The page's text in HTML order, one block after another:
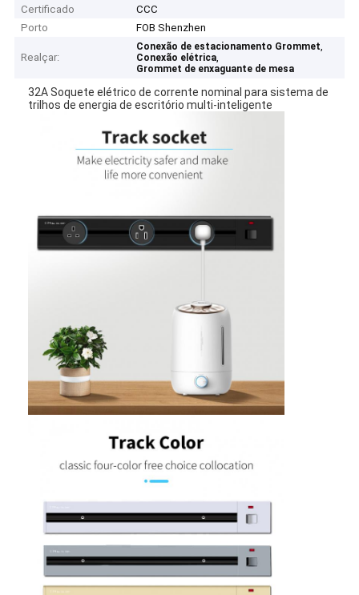
Certificado
CCC
Porto
FOB Shenzhen
Realçar:
Conexão de estacionamento Grommet,
Conexão elétrica,
Grommet de enxaguante de mesa
32A Soquete elétrico de corrente nominal para sistema de
trilhos de energia de escritório multi-inteligente